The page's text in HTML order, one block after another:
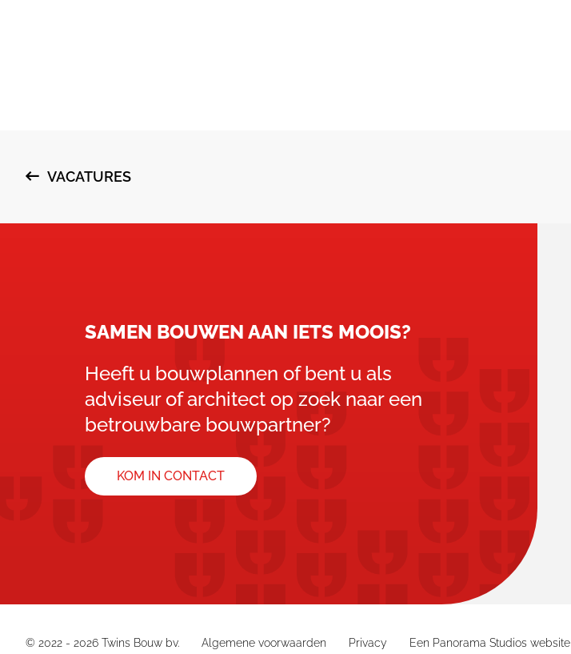
VACATURES
SAMEN BOUWEN AAN IETS MOOIS?
Heeft u bouwplannen of bent u als
adviseur of architect op zoek naar een
betrouwbare bouwpartner?
KOM IN CONTACT
© 2022 - 2026 Twins Bouw bv. Algemene voorwaarden Privacy Een Panorama Studios website